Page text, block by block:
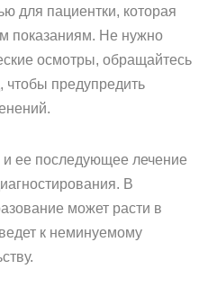
для пациентки, которая
показаниям. Не нужно
осмотры, обращайтесь
чтобы предупредить
ее последующее лечение
В
может расти в
к неминуемому